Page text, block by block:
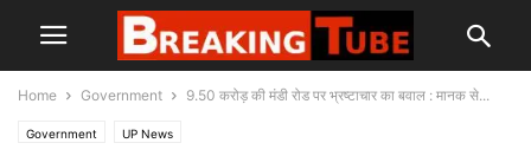
Home Government 9.50 करोड़ की मंडी रोड पर भ्रष्टाचार का बवाल : मानक से...
Government UP News